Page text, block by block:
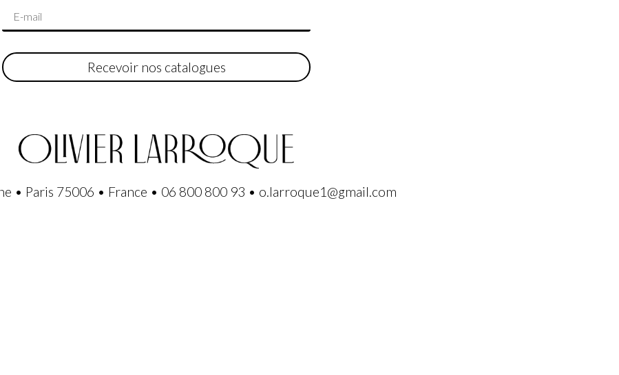
Recevoir nos catalogues
• Paris 75006 • France • 06 800 800 93 • o.larroque1@gmail.com